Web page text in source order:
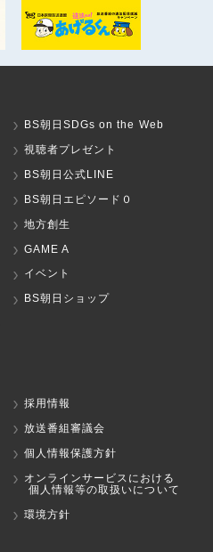
BS朝日SDGs on the Web
視聴者プレゼント
BS朝日公式LINE
BS朝日エピソード０
地方創生
GAME A
イベント
BS朝日ショップ
採用情報
放送番組審議会
個人情報保護方針
オンラインサービスにおける
個人情報等の取扱いについて
環境方針